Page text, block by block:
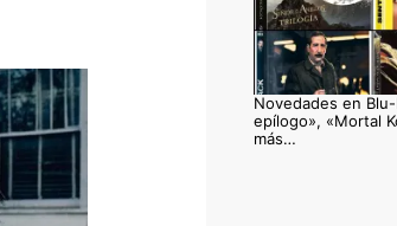
Novedades en
epílogo», «Mortal
más…